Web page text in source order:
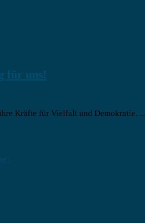
für uns!
Kräfte für Vielfalt und Demokratie. ...